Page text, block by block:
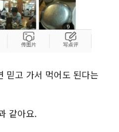
믿고 가서 먹어도 된다는
같아요.